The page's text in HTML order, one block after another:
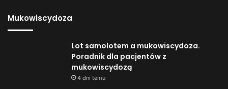
Mukowiscydoza
Lot samolotem a mukowiscydoza.
Poradnik dla pacjentów z
mukowiscydozą
4 dni temu